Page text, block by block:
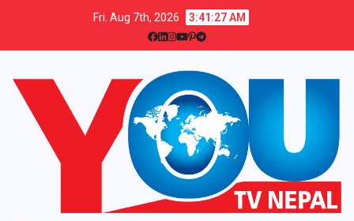
Fri. Aug 7th, 2026 3:41:28 AM